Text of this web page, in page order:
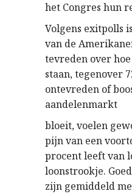
het Congres hun
Volgens exitpolls
van de
tevreden over
staan, tegenover
ontevreden of
aandelenmarkt
bloeit, voelen
pijn van een
procent leeft van
loonstrookje.
zijn gemiddeld